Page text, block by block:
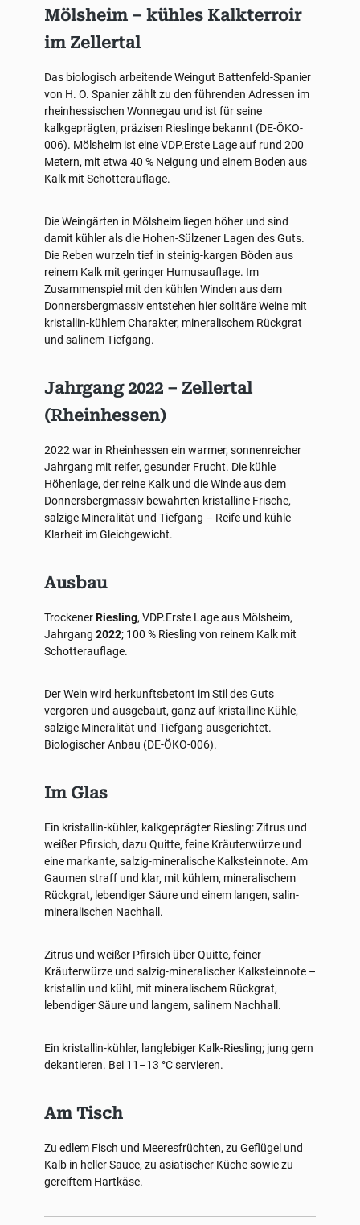
Mölsheim – kühles Kalkterroir
im Zellertal
Das biologisch arbeitende Weingut Battenfeld-Spanier
von H. O. Spanier zählt zu den führenden Adressen im
rheinhessischen Wonnegau und ist für seine
kalkgeprägten, präzisen Rieslinge bekannt (DE-ÖKO-
006). Mölsheim ist eine VDP.Erste Lage auf rund 200
Metern, mit etwa 40 % Neigung und einem Boden aus
Kalk mit Schotterauflage.
Die Weingärten in Mölsheim liegen höher und sind
damit kühler als die Hohen-Sülzener Lagen des Guts.
Die Reben wurzeln tief in steinig-kargen Böden aus
reinem Kalk mit geringer Humusauflage. Im
Zusammenspiel mit den kühlen Winden aus dem
Donnersbergmassiv entstehen hier solitäre Weine mit
kristallin-kühlem Charakter, mineralischem Rückgrat
und salinem Tiefgang.
Jahrgang 2022 – Zellertal
(Rheinhessen)
2022 war in Rheinhessen ein warmer, sonnenreicher
Jahrgang mit reifer, gesunder Frucht. Die kühle
Höhenlage, der reine Kalk und die Winde aus dem
Donnersbergmassiv bewahrten kristalline Frische,
salzige Mineralität und Tiefgang – Reife und kühle
Klarheit im Gleichgewicht.
Ausbau
TrockenerRiesling, VDP.Erste Lage aus Mölsheim,
Jahrgang 2022; 100 % Riesling von reinem Kalk mit
Schotterauflage.
Der Wein wird herkunftsbetont im Stil des Guts
vergoren und ausgebaut, ganz auf kristalline Kühle,
salzige Mineralität und Tiefgang ausgerichtet.
Biologischer Anbau (DE-ÖKO-006).
Im Glas
Ein kristallin-kühler, kalkgeprägter Riesling: Zitrus und
weißer Pfirsich, dazu Quitte, feine Kräuterwürze und
eine markante, salzig-mineralische Kalksteinnote. Am
Gaumen straff und klar, mit kühlem, mineralischem
Rückgrat, lebendiger Säure und einem langen, salin-
mineralischen Nachhall.
Zitrus und weißer Pfirsich über Quitte, feiner
Kräuterwürze und salzig-mineralischer Kalksteinnote –
kristallin und kühl, mit mineralischem Rückgrat,
lebendiger Säure und langem, salinem Nachhall.
Ein kristallin-kühler, langlebiger Kalk-Riesling; jung gern
dekantieren. Bei 11–13 °C servieren.
Am Tisch
Zu edlem Fisch und Meeresfrüchten, zu Geflügel und
Kalb in heller Sauce, zu asiatischer Küche sowie zu
gereiftem Hartkäse.